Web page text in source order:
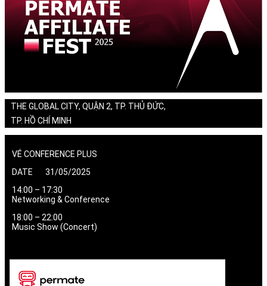
THE GLOBAL CITY, QUẬN 2, TP. THỦ ĐỨC,
TP. HỒ CHÍ MINH
VÉ CONFERENCE PLUS
DATE 31/05/2025
14:00 – 17:30
Networking & Conference
18:00 – 22:00
Music Show (Concert)